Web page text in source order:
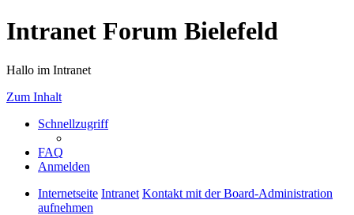
Intranet Forum Bielefeld
Hallo im Intranet
Zum Inhalt
Schnellzugriff
FAQ
Anmelden
Internetseite Intranet Kontakt mit der Board-Administration
aufnehmen